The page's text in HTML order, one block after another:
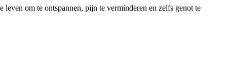
leven om te ontspannen, pijn te verminderen en zelfs genot te